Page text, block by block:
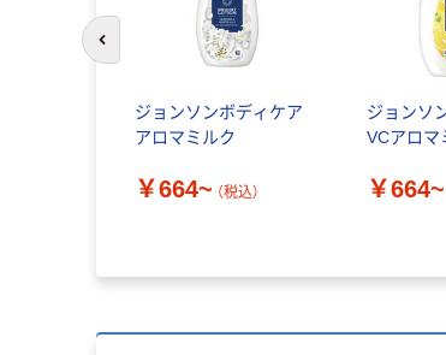
ジョンソンボディケア
アロマミルク
￥664~ （税込）
ジョンソ
VCアロマ
￥664~
前のスライドへ